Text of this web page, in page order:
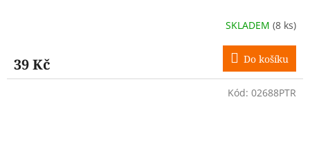
SKLADEM (8 ks)
39 Kč Do košíku
Kód: 02688PTR